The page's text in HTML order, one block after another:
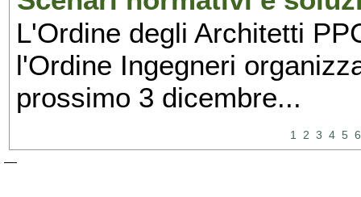
L'Ordine degli Architetti
l'Ordine Ingegneri
prossimo 3 dicembre...
1 2 3 4 5 6